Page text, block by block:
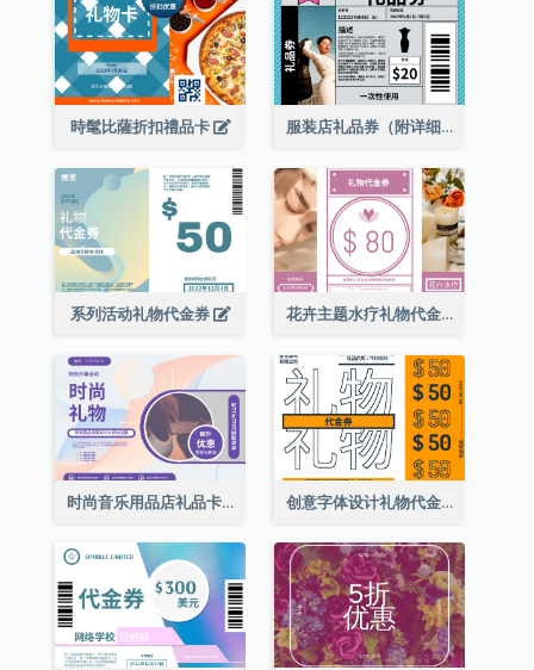
時髦比薩折扣禮品卡 服装店礼品券（附详细资讯）
系列活动礼物代金券 花卉主题水疗礼物代金券
时尚音乐用品店礼品卡 创意字体设计礼物代金券